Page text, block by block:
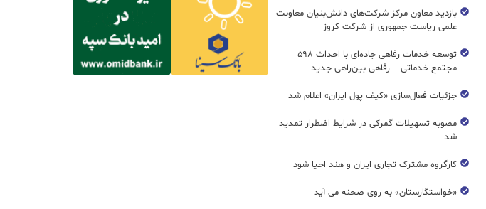
بازدید معاون مرکز شرکت‌های دانش‌بنیان معاونت
علمی ریاست جمهوری از شرکت کروز
توسعه خدمات رفاهی جاده‌ای با احداث ۵۹۸
مجتمع خدماتی – رفاهی بین‌راهی جدید
جزئیات فعال‌سازی «کیف پول ایران» اعلام شد
مصوبه تسهیلات گمرکی در شرایط اضطرار تمدید
شد
کارگروه مشترک تجاری ایران و هند احیا شود
«خواستگارستان» به روی صحنه می آید